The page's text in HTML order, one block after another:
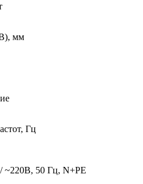
мм
Гц
~220В, 50 Гц, N+PE